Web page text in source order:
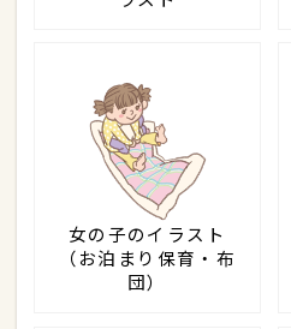
女の子のイラスト
（お泊まり保育・布
団）